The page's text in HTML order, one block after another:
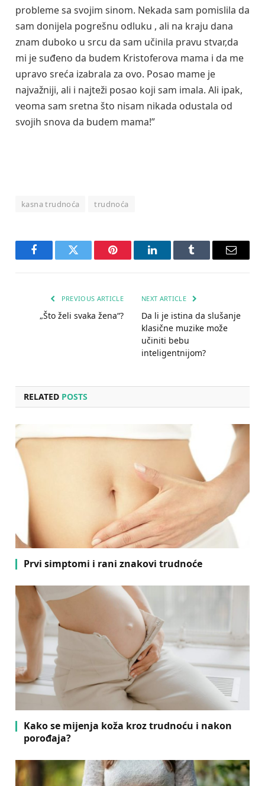
probleme sa svojim sinom. Nekada sam pomislila da
sam donijela pogrešnu odluku , ali na kraju dana
znam duboko u srcu da sam učinila pravu stvar,da
mi je suđeno da budem Kristoferova mama i da me
upravo sreća izabrala za ovo. Posao mame je
najvažniji, ali i najteži posao koji sam imala. Ali ipak,
veoma sam sretna što nisam nikada odustala od
svojih snova da budem mama!”
kasna trudnoća trudnoća
FacebookTwitter Pinterest LinkedInTumblr Email
PREVIOUS ARTICLE
„Što želi svaka žena“?
NEXT ARTICLE
Da li je istina da slušanje
klasične muzike može
učiniti bebu
inteligentnijom?
RELATED POSTS
Prvi simptomi i rani znakovi trudnoće
Kako se mijenja koža kroz trudnoću i nakon
porođaja?